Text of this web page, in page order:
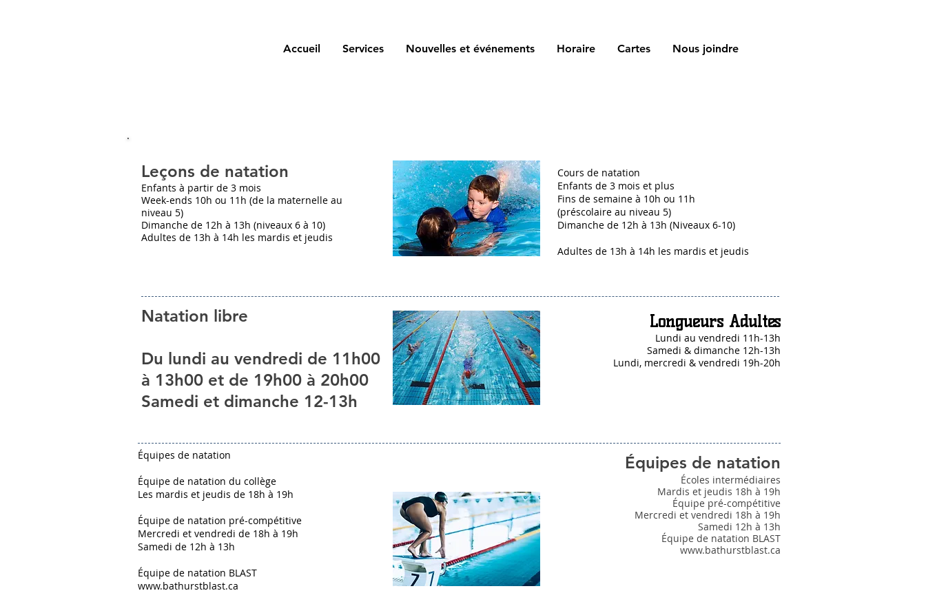
Accueil Services Nouvelles et événements Horaire Cartes Nous joindre
Leçons de natation
Enfants à partir de 3 mois
Week-ends 10h ou 11h (de la maternelle au
niveau 5)
Dimanche de 12h à 13h (niveaux 6 à 10)
Adultes de 13h à 14h les mardis et jeudis
Cours de natation
Enfants de 3 mois et plus
Fins de semaine à 10h ou 11h
(préscolaire au niveau 5)
Dimanche de 12h à 13h (Niveaux 6-10)
Adultes de 13h à 14h les mardis et jeudis
Natation libre
Du lundi au vendredi de 11h00
à 13h00 et de 19h00 à 20h00
Samedi et dimanche 12-13h
Longueurs Adultes
Lundi au vendredi 11h-13h
Samedi & dimanche 12h-13h
Lundi, mercredi & vendredi 19h-20h
Équipes de natation
Équipe de natation du collège
Les mardis et jeudis de 18h à 19h
Équipe de natation pré-compétitive
Mercredi et vendredi de 18h à 19h
Samedi de 12h à 13h
Équipe de natation BLAST
www.bathurstblast.ca
Équipes de natation
Écoles intermédiaires
Mardis et jeudis 18h à 19h
Équipe pré-compétitive
Mercredi et vendredi 18h à 19h
Samedi 12h à 13h
Équipe de natation BLAST
www.bathurstblast.ca